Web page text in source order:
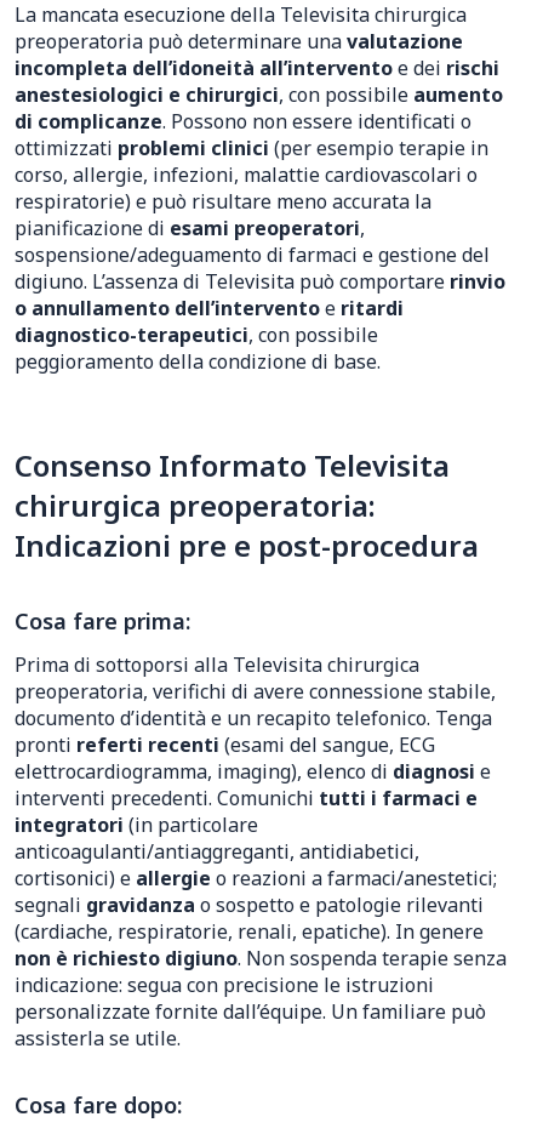
La mancata esecuzione della Televisita chirurgica
preoperatoria può determinare unavalutazione
incompleta dell’idoneità all’interventoe dei rischi
anestesiologici e chirurgici, con possibile aumento
di complicanze. Possono non essere identificati o
ottimizzati problemi clinici (per esempio terapie in
corso, allergie, infezioni, malattie cardiovascolari o
respiratorie) e può risultare meno accurata la
pianificazione di esami preoperatori,
sospensione/adeguamento di farmaci e gestione del
digiuno. L’assenza di Televisita può comportare rinvio
o annullamento dell’interventoe ritardi
diagnostico-terapeutici, con possibile
peggioramento della condizione di base.
Consenso Informato Televisita
chirurgica preoperatoria:
Indicazioni pre e post-procedura
Cosa fare prima:
Prima di sottoporsi alla Televisita chirurgica
preoperatoria, verifichi di avere connessione stabile,
documento d’identità e un recapito telefonico. Tenga
pronti referti recenti (esami del sangue, ECG
elettrocardiogramma, imaging), elenco di diagnosi e
interventi precedenti. Comunichi tutti i farmaci e
integratori (in particolare
anticoagulanti/antiaggreganti, antidiabetici,
cortisonici) e allergie o reazioni a farmaci/anestetici;
segnali gravidanza o sospetto e patologie rilevanti
(cardiache, respiratorie, renali, epatiche). In genere
non è richiesto digiuno. Non sospenda terapie senza
indicazione: segua con precisione le istruzioni
personalizzate fornite dall’équipe. Un familiare può
assisterla se utile.
Cosa fare dopo: